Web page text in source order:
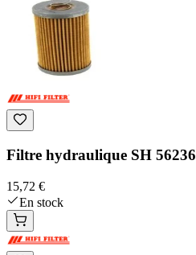
Filtre hydraulique SH
15,72 €
En stock